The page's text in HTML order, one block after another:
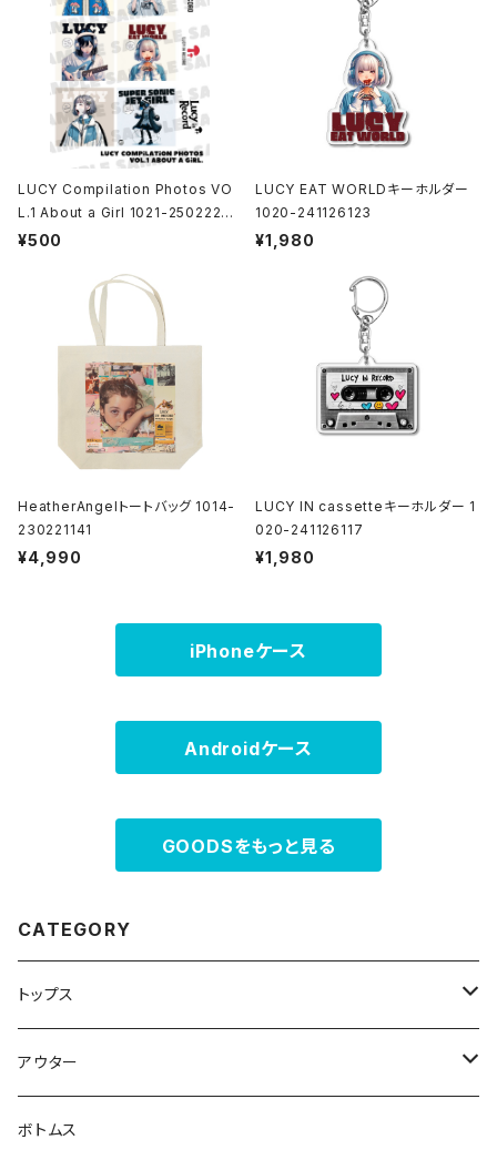
LUCY Compilation Photos VO
L.1 About a Girl 1021-25022200
1
¥500
LUCY EAT WORLDキーホルダー
1020-241126123
¥1,980
HeatherAngelトートバッグ 1014-
230221141
¥4,990
LUCY IN cassetteキーホルダー 1
020-241126117
¥1,980
iPhoneケース
Androidケース
GOODSをもっと見る
CATEGORY
トップス
スウェット・パーカー
Tシャツ
アウター
ジャケット・ブルゾン
ボトムス